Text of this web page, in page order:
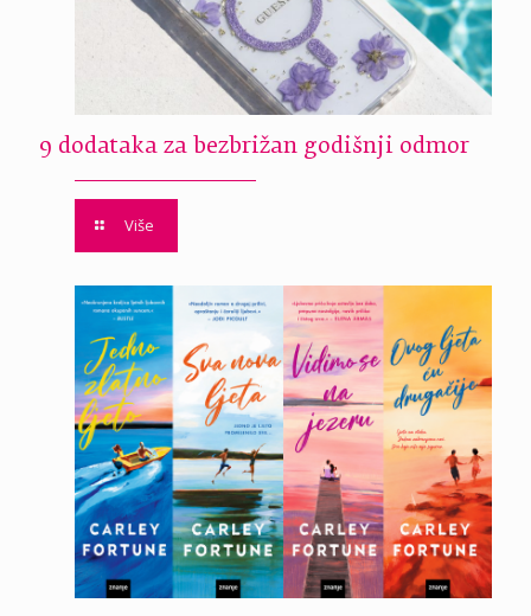
9 dodataka za bezbrižan godišnji odmor
Više